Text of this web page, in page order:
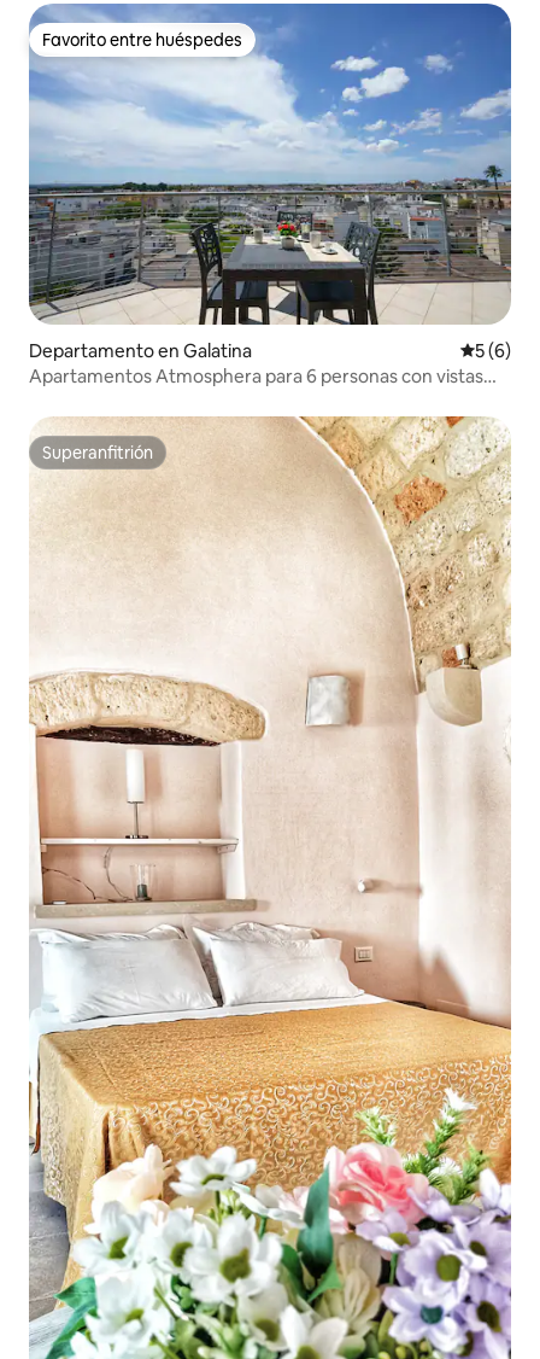
Favorito entre huéspedes
Favorito entre huéspedes
Departamento en Galatina
5 (6)
Apartamentos Atmosphera para 6 personas con vistas
Superanfitrión
Superanfitrión